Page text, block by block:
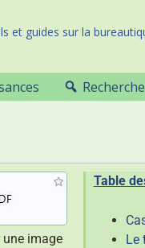
et guides sur la
image
Table
Le